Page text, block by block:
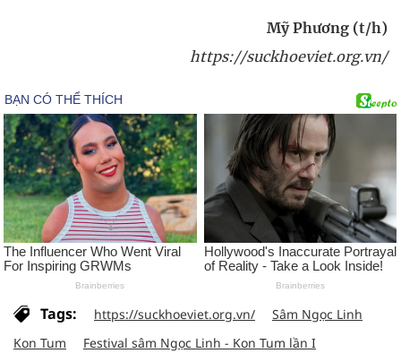
Mỹ Phương (t/h)
https://suckhoeviet.org.vn/
Tags: https://suckhoeviet.org.vn/
Sâm Ngọc Linh
Kon Tum
Festival sâm Ngọc Linh - Kon Tum lần I